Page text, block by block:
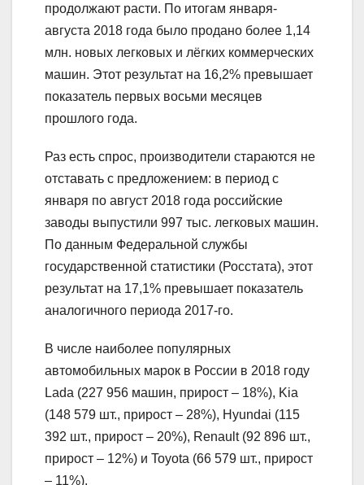
продолжают расти. По итогам января-
августа 2018 года было продано более 1,14
млн. новых легковых и лёгких коммерческих
машин. Этот результат на 16,2% превышает
показатель первых восьми месяцев
прошлого года.
Раз есть спрос, производители стараются не
отставать с предложением: в период с
января по август 2018 года российские
заводы выпустили 997 тыс. легковых машин.
По данным Федеральной службы
государственной статистики (Росстата), этот
результат на 17,1% превышает показатель
аналогичного периода 2017-го.
В числе наиболее популярных
автомобильных марок в России в 2018 году
Lada (227 956 машин, прирост – 18%), Kia
(148 579 шт., прирост – 28%), Hyundai (115
392 шт., прирост – 20%), Renault (92 896 шт.,
прирост – 12%) и Toyota (66 579 шт., прирост
– 11%).